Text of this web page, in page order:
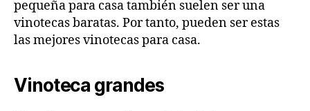
pequeña para casa también suelen ser una
vinotecas baratas. Por tanto, pueden ser estas
las mejores vinotecas para casa.
Vinoteca grandes